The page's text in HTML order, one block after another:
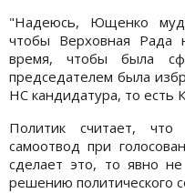
"Надеюсь, Ющенко
чтобы Верховная Рада
время, чтобы была
председателем была
НС кандидатура, то есть
Политик считает,
самоотвод при
сделает это, то явно
решению политического